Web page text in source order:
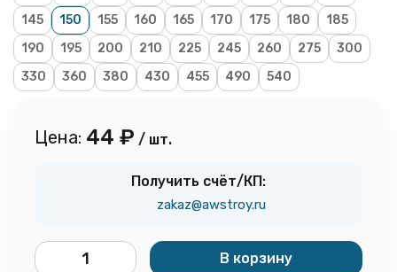
145
150 155 160 165 170 175 180
185
190
195 200 210 225 245 260 275
300
330
360 380 430 455 490 540
Цена: 44 ₽ / шт.
Получить счёт/КП:
zakaz@awstroy.ru
В корзину